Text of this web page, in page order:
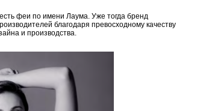
феи по имени Лаума. Уже тогда бренд
благодаря превосходному качеству
и производства.